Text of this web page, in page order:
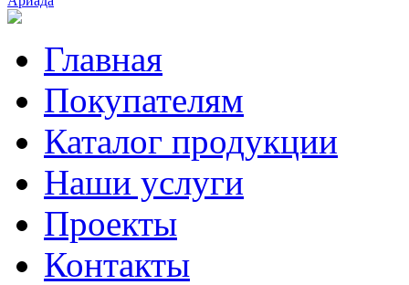
Главная
Покупателям
Каталог продукции
Наши услуги
Проекты
Контакты